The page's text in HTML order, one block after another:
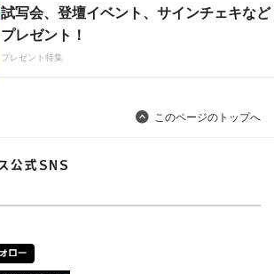
試写会、登壇イベント、サインチェキなど
プレゼント！
プレゼント特集
このページのトップへ